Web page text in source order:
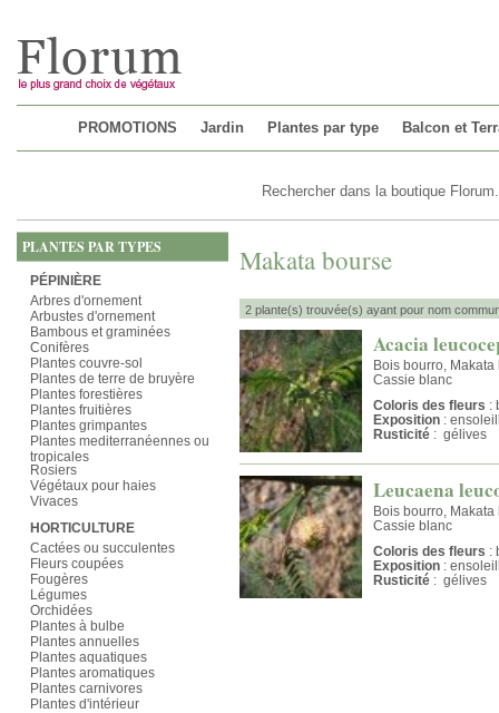
PROMOTIONS Jardin Plantes par type Balcon et
PLANTES PAR TYPES
PÉPINIÈRE
Arbres d'ornement
Arbustes d'ornement
Bambous et graminées
Conifères
Plantes couvre-sol
Plantes de terre de bruyère
Plantes forestières
Plantes fruitières
Plantes grimpantes
Plantes mediterranéennes ou
tropicales
Rosiers
Végétaux pour haies
Vivaces
HORTICULTURE
Cactées ou succulentes
Fleurs coupées
Fougères
Légumes
Orchidées
Plantes à bulbe
Plantes annuelles
Plantes aquatiques
Plantes aromatiques
Plantes carnivores
Plantes d'intérieur
Makata bourse
2 plante(s) trouvée(s) ayant pour nom
Acacia
Bois bourro,
Cassie blanc
Coloris des fleurs :
Exposition :
Rusticité : gélives
Leucaena
Bois bourro,
Cassie blanc
Coloris des fleurs :
Exposition :
Rusticité : gélives